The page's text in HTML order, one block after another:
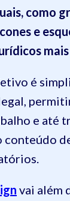
como
e
é
e até
conteúdo
vai além